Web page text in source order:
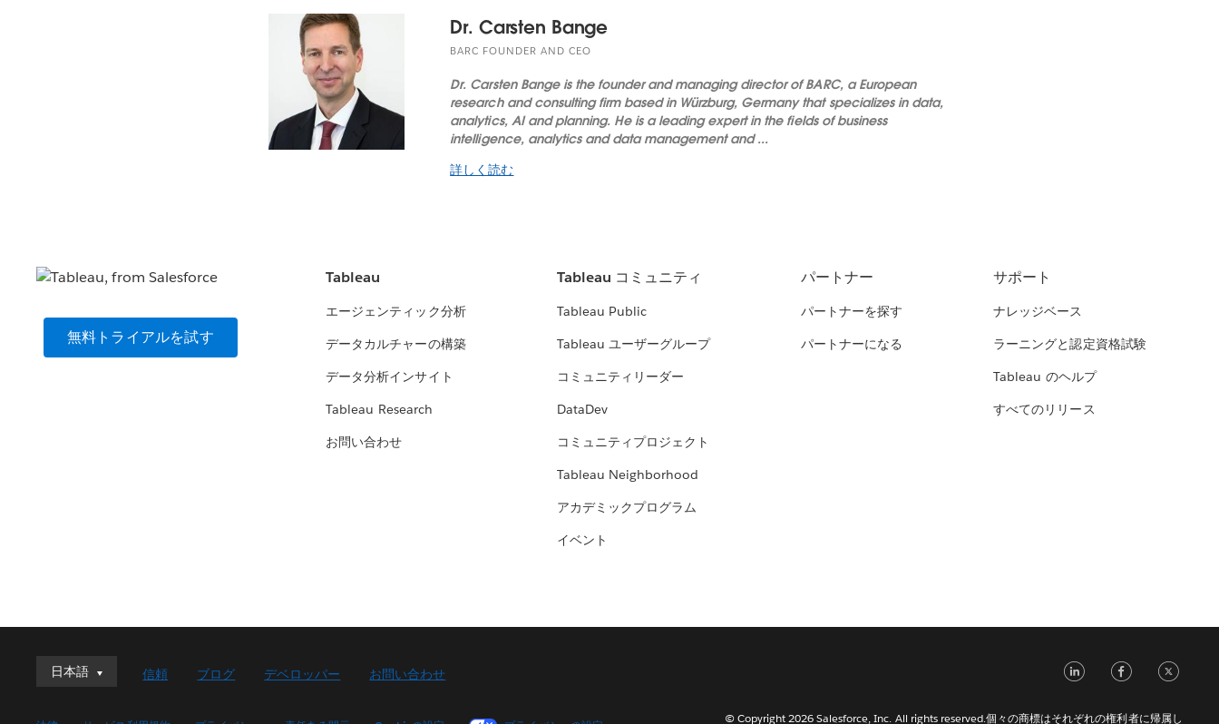
Dr. Carsten Bange
BARC FOUNDER AND CEO
Dr. Carsten Bange is the founder and managing director of BARC, a European
research and consulting firm based in Würzburg, Germany that specializes in data,
analytics, AI and planning. He is a leading expert in the fields of business
intelligence, analytics and data management and ...
詳しく読む
無料トライアルを試す
Tableau
エージェンティック分析
データカルチャーの構築
データ分析インサイト
Tableau Research
お問い合わせ
Tableau コミュニティ
Tableau Public
Tableau ユーザーグループ
コミュニティリーダー
DataDev
コミュニティプロジェクト
Tableau Neighborhood
アカデミックプログラム
イベント
パートナー
パートナーを探す
パートナーになる
サポート
ナレッジベース
ラーニングと認定資格試験
Tableau のヘルプ
すべてのリリース
日本語
日本語
English (UK)
信頼 ブログ デベロッパー お問い合わせ LinkedIn
© Copyright 2026 Salesforce, Inc. All rights reserved.個々の商標はそれぞれの権利者に帰属し